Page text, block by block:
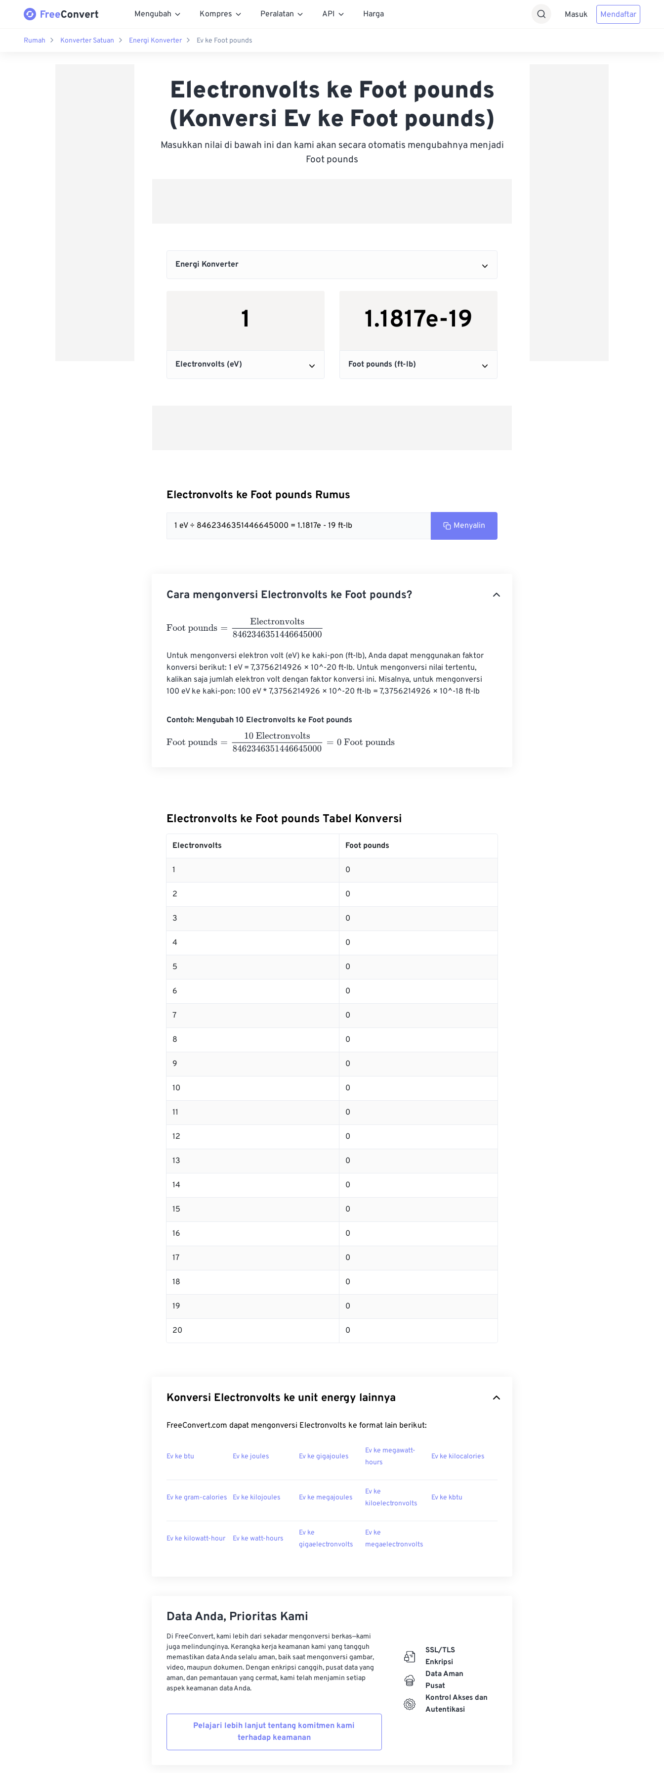
Mengubah Kompres Peralatan API Harga Masuk Mendaftar
Rumah Konverter Satuan Energi Konverter Ev ke Foot pounds
Electronvolts ke Foot pounds
(Konversi Ev ke Foot pounds)
Masukkan nilai di bawah ini dan kami akan secara otomatis mengubahnya menjadi
Foot pounds
Electronvolts ke Foot pounds Rumus
1 eV ÷ 8462346351446645000 = 1.1817e - 19 ft-lb Menyalin
Cara mengonversi Electronvolts ke Foot pounds?
Foot pounds = Electronvolts8462346351446645000
Untuk mengonversi elektron volt (eV) ke kaki-pon (ft-lb), Anda dapat menggunakan faktor
konversi berikut: 1 eV = 7,3756214926 × 10^-20 ft-lb. Untuk mengonversi nilai tertentu,
kalikan saja jumlah elektron volt dengan faktor konversi ini. Misalnya, untuk mengonversi
100 eV ke kaki-pon: 100 eV * 7,3756214926 × 10^-20 ft-lb = 7,3756214926 × 10^-18 ft-lb
Contoh: Mengubah 10 Electronvolts ke Foot pounds
Foot pounds = 10 Electronvolts8462346351446645000 Foot pounds
Electronvolts ke Foot pounds Tabel Konversi
Electronvolts Foot pounds
1 0
2 0
3 0
4 0
5 0
6 0
7 0
8 0
9 0
10 0
11 0
12 0
13 0
14 0
15 0
16 0
17 0
18 0
19 0
20 0
Konversi Electronvolts ke unit energy lainnya
FreeConvert.com dapat mengonversi Electronvolts ke format lain berikut:
Ev ke btu Ev ke joules Ev ke gigajoules
Ev ke megawatt-
hours
Ev ke kilocalories
Ev ke gram-calories Ev ke kilojoules Ev ke megajoules
Ev ke
kiloelectronvolts
Ev ke kbtu
Ev ke kilowatt-hour Ev ke watt-hours
Ev ke
gigaelectronvolts
Ev ke
megaelectronvolts
Data Anda, Prioritas Kami
Di FreeConvert, kami lebih dari sekadar mengonversi berkas—kami
juga melindunginya. Kerangka kerja keamanan kami yang tangguh
memastikan data Anda selalu aman, baik saat mengonversi gambar,
video, maupun dokumen. Dengan enkripsi canggih, pusat data yang
aman, dan pemantauan yang cermat, kami telah menjamin setiap
aspek keamanan data Anda.
Pelajari lebih lanjut tentang komitmen kami
terhadap keamanan
SSL/TLS
Enkripsi
Data Aman
Pusat
Kontrol Akses dan
Autentikasi